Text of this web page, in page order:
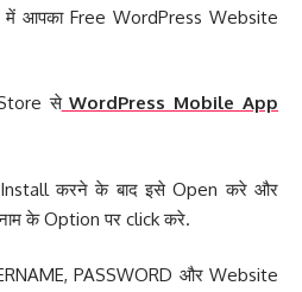
आपका Free WordPress Website
सेWordPress Mobile App
करने के बाद इसे Open करे और
के Option पर click करे.
PASSWORD और Website